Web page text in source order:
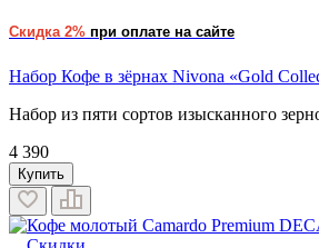
Скидка 2% при оплате на сайте
Набор Кофе в зёрнах Nivona «Gold
Набор из пяти сортов изысканного
4 390
Купить